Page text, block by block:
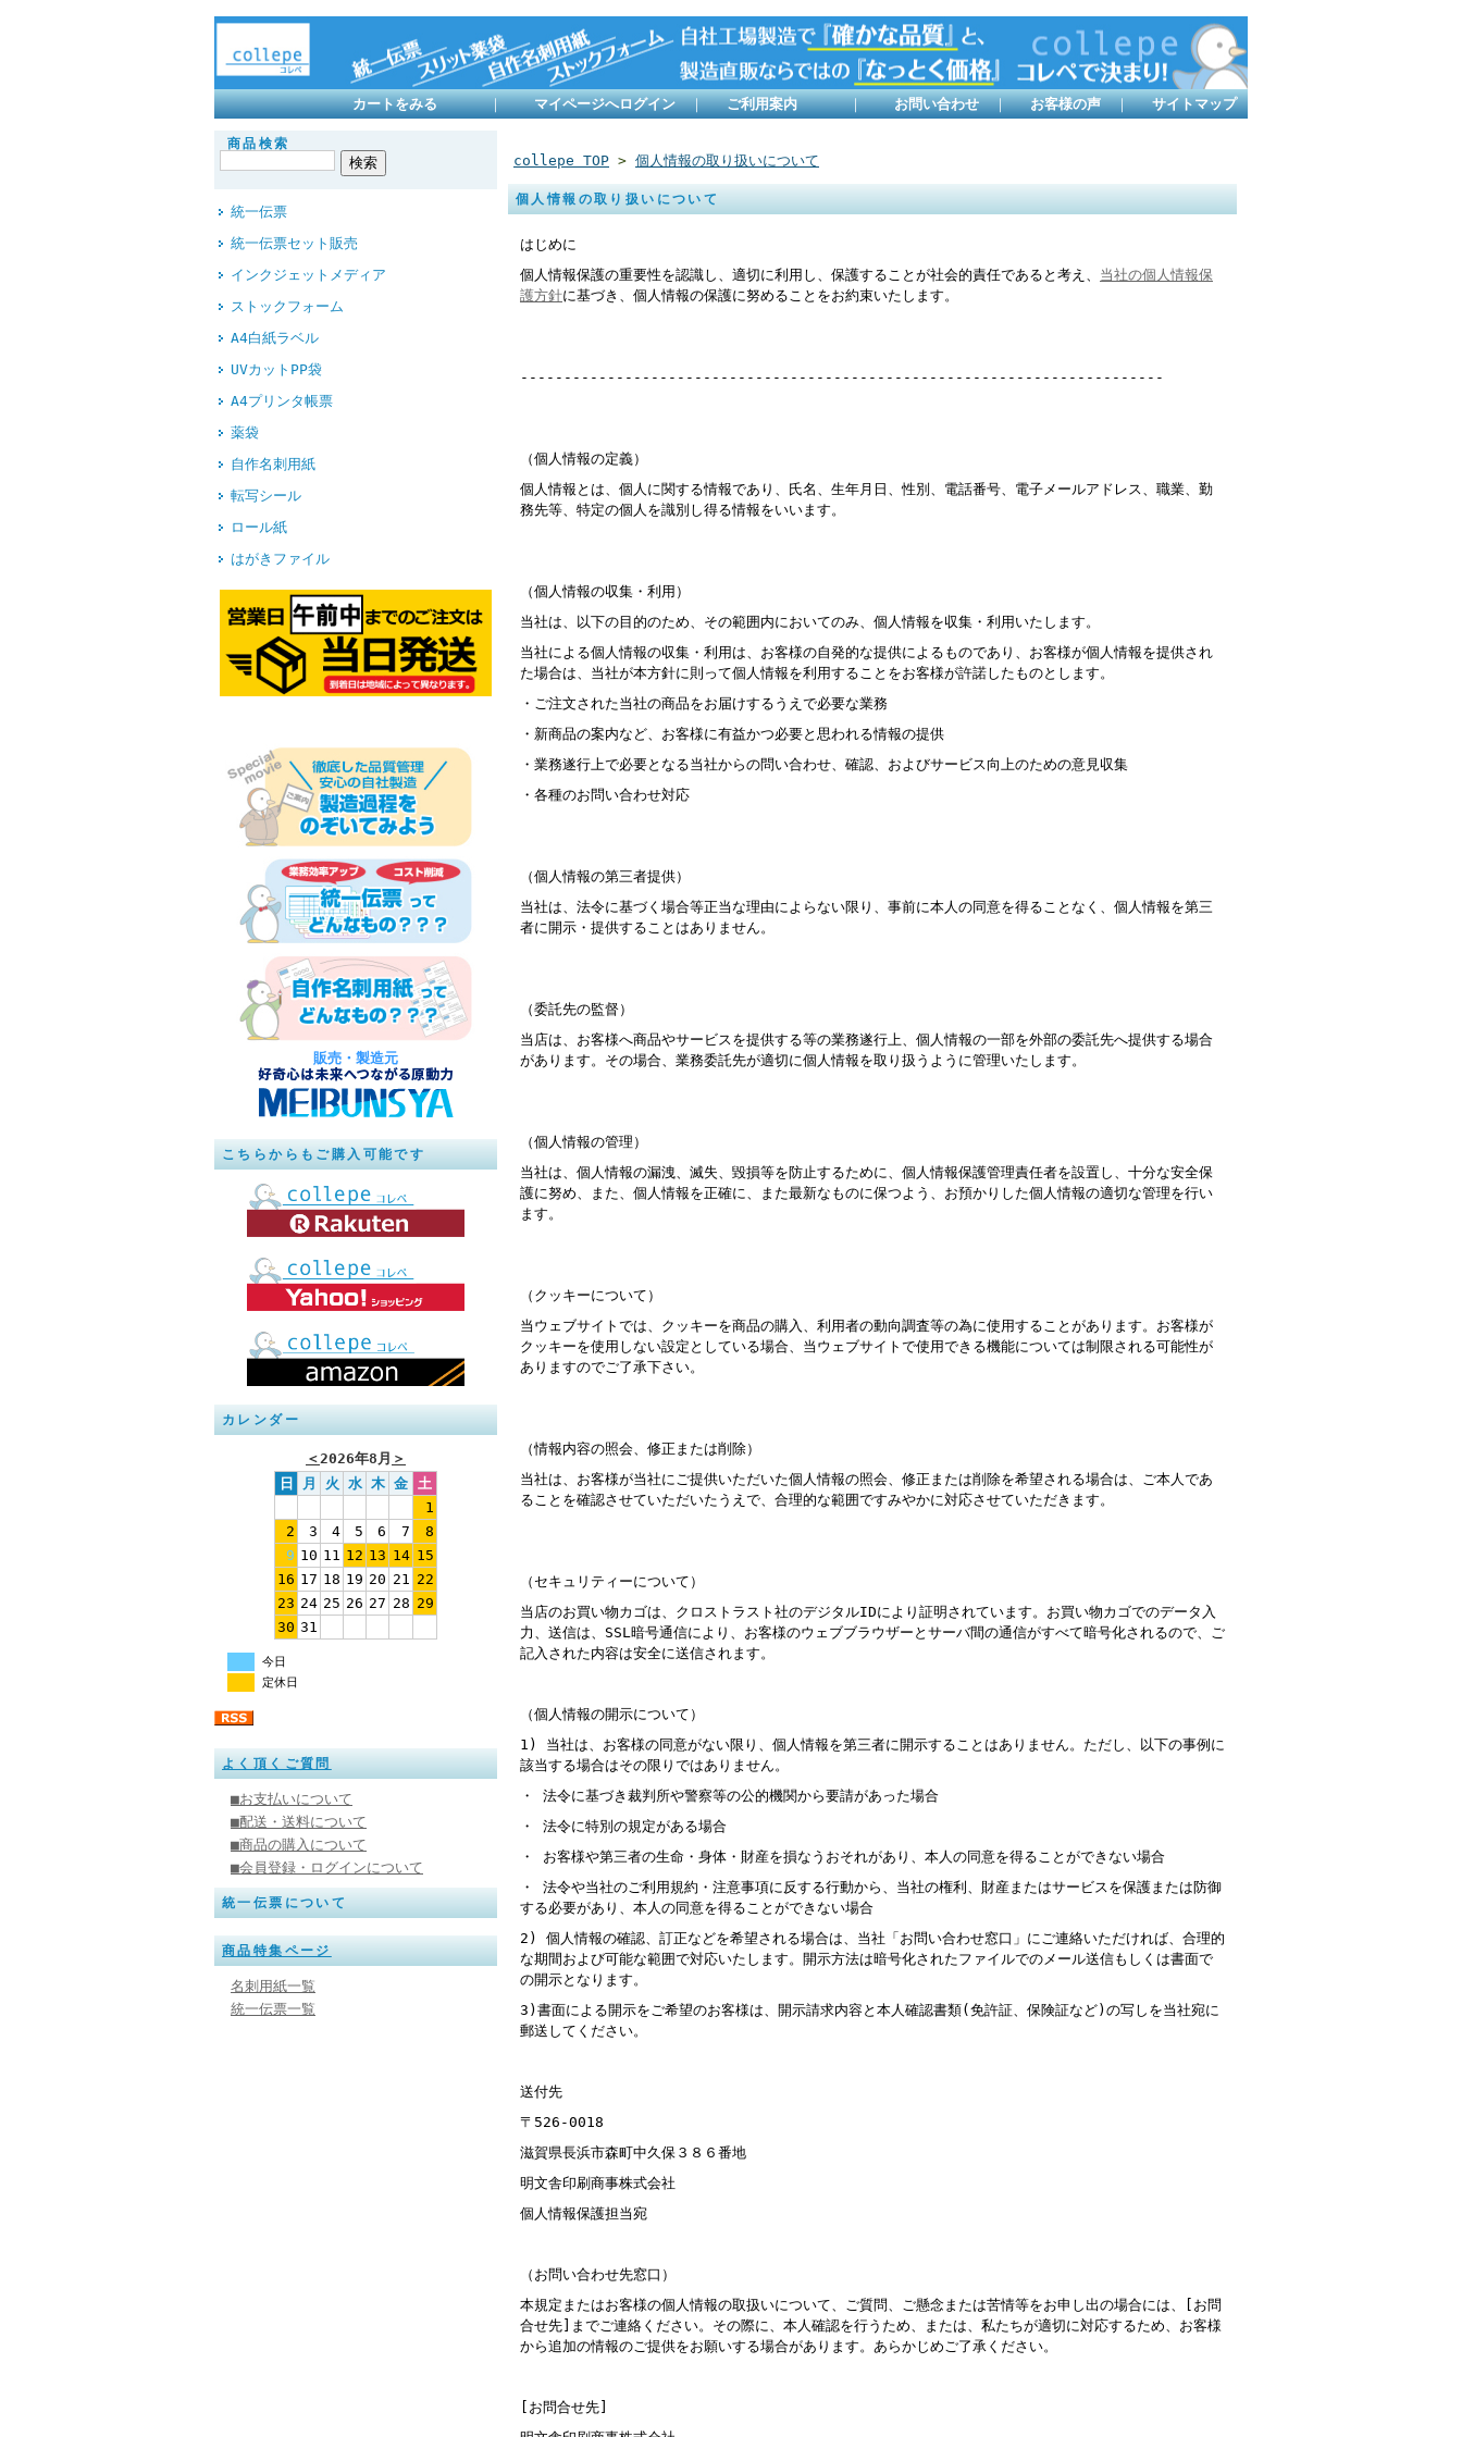
カートをみる ｜ マイページへログイン ｜ ご利用案内 ｜ お問い合わせ ｜ お客様の声 ｜ サイトマップ
商品検索
統一伝票
統一伝票セット販売
インクジェットメディア
ストックフォーム
A4白紙ラベル
UVカットPP袋
A4プリンタ帳票
薬袋
自作名刺用紙
転写シール
ロール紙
はがきファイル
販売・製造元
こちらからもご購入可能です
カレンダー
＜ 2026年8月 ＞
日
月 火 水 木 金
土
1
2
3 4 5 6 7
8
9 10 11 12 13 14 15
16 17 18 19 20 21
22
23 24 25 26 27 28 29
30 31
今日
定休日
よく頂くご質問
■お支払いについて
■配送・送料について
■商品の購入について
■会員登録・ログインについて
統一伝票について
商品特集ページ
名刺用紙一覧
統一伝票一覧
collepe TOP > 個人情報の取り扱いについて
個人情報の取り扱いについて
はじめに
個人情報保護の重要性を認識し、適切に利用し、保護することが社会的責任であると考え、 当社の個人情報保
護方針に基づき、個人情報の保護に努めることをお約束いたします。
--------------------------------------------------------------------------
（個人情報の定義）
個人情報とは、個人に関する情報であり、氏名、生年月日、性別、電話番号、電子メールアドレス、職業、勤
務先等、特定の個人を識別し得る情報をいいます。
（個人情報の収集・利用）
当社は、以下の目的のため、その範囲内においてのみ、個人情報を収集・利用いたします。
当社による個人情報の収集・利用は、お客様の自発的な提供によるものであり、お客様が個人情報を提供され
た場合は、当社が本方針に則って個人情報を利用することをお客様が許諾したものとします。
・ご注文された当社の商品をお届けするうえで必要な業務
・新商品の案内など、お客様に有益かつ必要と思われる情報の提供
・業務遂行上で必要となる当社からの問い合わせ、確認、およびサービス向上のための意見収集
・各種のお問い合わせ対応
（個人情報の第三者提供）
当社は、法令に基づく場合等正当な理由によらない限り、事前に本人の同意を得ることなく、個人情報を第三
者に開示・提供することはありません。
（委託先の監督）
当店は、お客様へ商品やサービスを提供する等の業務遂行上、個人情報の一部を外部の委託先へ提供する場合
があります。その場合、業務委託先が適切に個人情報を取り扱うように管理いたします。
（個人情報の管理）
当社は、個人情報の漏洩、滅失、毀損等を防止するために、個人情報保護管理責任者を設置し、十分な安全保
護に努め、また、個人情報を正確に、また最新なものに保つよう、お預かりした個人情報の適切な管理を行い
ます。
（クッキーについて）
当ウェブサイトでは、クッキーを商品の購入、利用者の動向調査等の為に使用することがあります。お客様が
クッキーを使用しない設定としている場合、当ウェブサイトで使用できる機能については制限される可能性が
ありますのでご了承下さい。
（情報内容の照会、修正または削除）
当社は、お客様が当社にご提供いただいた個人情報の照会、修正または削除を希望される場合は、ご本人であ
ることを確認させていただいたうえで、合理的な範囲ですみやかに対応させていただきます。
（セキュリティーについて）
当店のお買い物カゴは、クロストラスト社のデジタルIDにより証明されています。お買い物カゴでのデータ入
力、送信は、 SSL暗号通信により、お客様のウェブブラウザーとサーバ間の通信がすべて暗号化されるので、ご
記入された内容は安全に送信されます。
（個人情報の開示について）
1) 当社は、お客様の同意がない限り、個人情報を第三者に開示することはありません。ただし、以下の事例に
該当する場合はその限りではありません。
・ 法令に基づき裁判所や警察等の公的機関から要請があった場合
・ 法令に特別の規定がある場合
・ お客様や第三者の生命・身体・財産を損なうおそれがあり、本人の同意を得ることができない場合
・ 法令や当社のご利用規約・注意事項に反する行動から、当社の権利、財産またはサービスを保護または防御
する必要があり、本人の同意を得ることができない場合
2) 個人情報の確認、訂正などを希望される場合は、当社「お問い合わせ窓口」にご連絡いただければ、合理的
な期間および可能な範囲で対応いたします。開示方法は暗号化されたファイルでのメール送信もしくは書面で
の開示となります。
3) 書面による開示をご希望のお客様は、開示請求内容と本人確認書類( 免許証、保険証など) の写しを当社宛に
郵送してください。
送付先
〒 526-0018
滋賀県長浜市森町中久保３８６番地
明文舎印刷商事株式会社
個人情報保護担当宛
（お問い合わせ先窓口）
本規定またはお客様の個人情報の取扱いについて、ご質問、ご懸念または苦情等をお申し出の場合には、
お問
合せ先
までご連絡ください。その際に、本人確認を行うため、または、私たちが適切に対応するため、お客様
から追加の情報のご提供をお願いする場合があります。あらかじめご了承ください。
お問合せ先